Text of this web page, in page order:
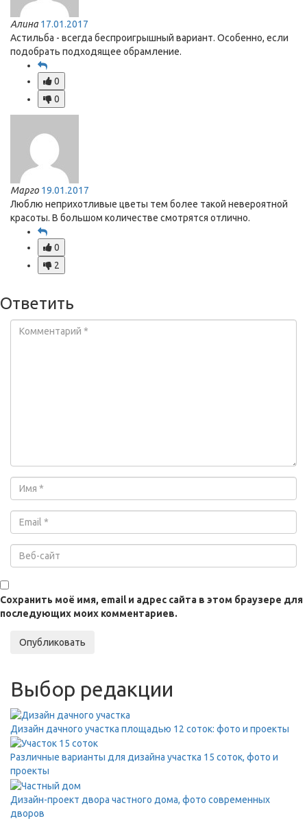
Алина 17.01.2017
Астильба - всегда беспроигрышный вариант. Особенно, если
подобрать подходящее обрамление.
0
0
Марго 19.01.2017
Люблю неприхотливые цветы тем более такой невероятной
красоты. В большом количестве смотрятся отлично.
0
2
Ответить
Сохранить моё имя, email и адрес сайта в этом браузере для
последующих моих комментариев.
Опубликовать
Выбор редакции
Дизайн дачного участка площадью 12 соток: фото и проекты
Различные варианты для дизайна участка 15 соток, фото и
проекты
Дизайн-проект двора частного дома, фото современных
дворов